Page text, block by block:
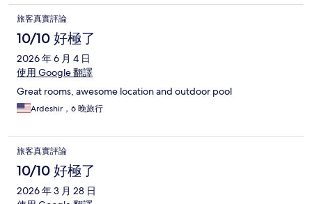
旅客真實評論
10/10 好極了
2026 年 6 月 4 日
使用 Google 翻譯
Great rooms, awesome location and outdoor pool
Ardeshir，6 晚旅行
旅客真實評論
10/10 好極了
2026 年 3 月 28 日